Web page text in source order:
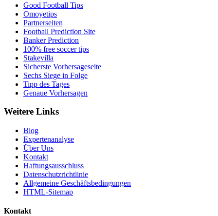
Good Football Tips
Omoyetips
Partnerseiten
Football Prediction Site
Banker Prediction
100% free soccer tips
Stakevilla
Sicherste Vorhersageseite
Sechs Siege in Folge
Tipp des Tages
Genaue Vorhersagen
Weitere Links
Blog
Expertenanalyse
Über Uns
Kontakt
Haftungsausschluss
Datenschutzrichtlinie
Allgemeine Geschäftsbedingungen
HTML-Sitemap
Kontakt